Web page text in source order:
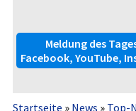
Meldung des
Facebook, YouTube,
Startseite » News » Top-